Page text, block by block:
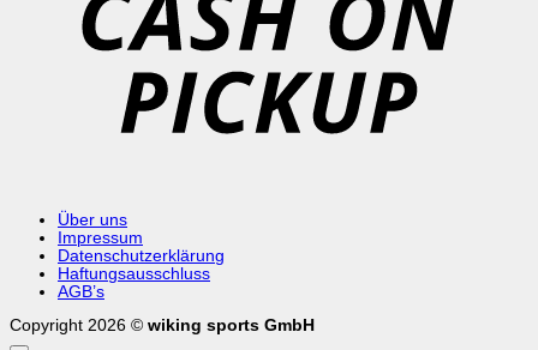
Über uns
Impressum
Datenschutzerklärung
Haftungsausschluss
AGB’s
Copyright 2026 © wiking sports GmbH